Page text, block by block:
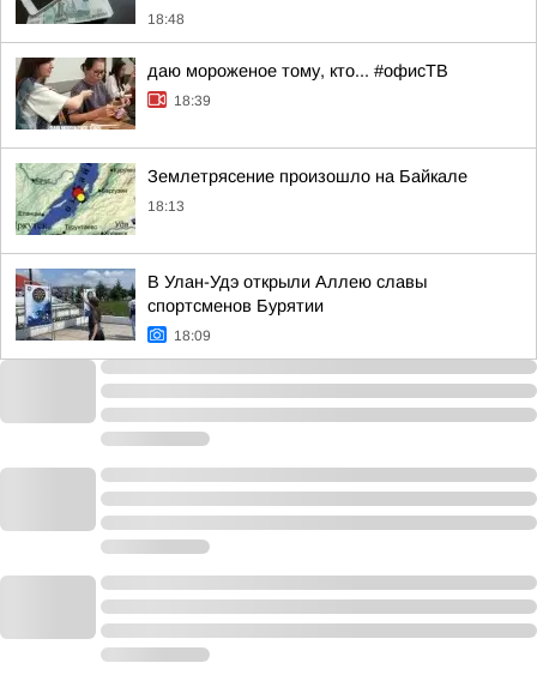
18:48
даю мороженое тому, кто... #офисТВ
18:39
Землетрясение произошло на Байкале
18:13
В Улан-Удэ открыли Аллею славы
спортсменов Бурятии
18:09